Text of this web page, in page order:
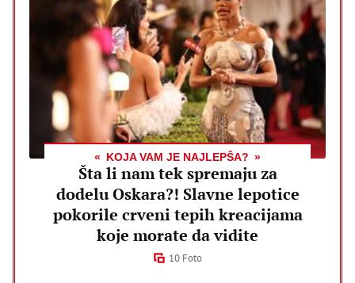
KOJA VAM JE NAJLEPŠA?
Šta li nam tek spremaju za
dodelu Oskara?! Slavne lepotice
pokorile crveni tepih kreacijama
koje morate da vidite
10 Foto